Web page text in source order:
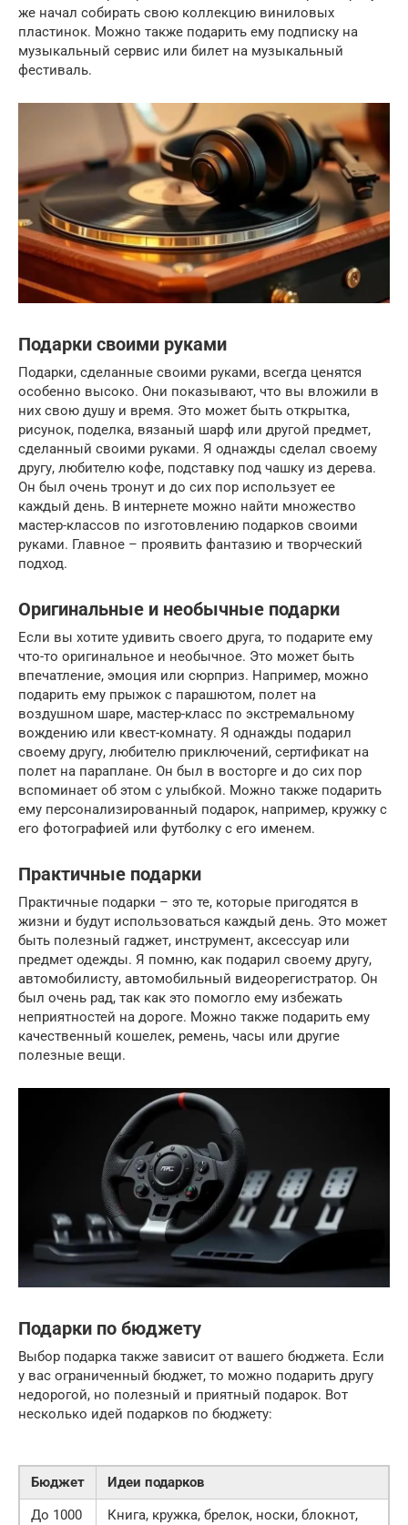
же начал собирать свою коллекцию виниловых
пластинок. Можно также подарить ему подписку на
музыкальный сервис или билет на музыкальный
фестиваль.
Подарки своими руками
Подарки, сделанные своими руками, всегда ценятся
особенно высоко. Они показывают, что вы вложили в
них свою душу и время. Это может быть открытка,
рисунок, поделка, вязаный шарф или другой предмет,
сделанный своими руками. Я однажды сделал своему
другу, любителю кофе, подставку под чашку из дерева.
Он был очень тронут и до сих пор использует ее
каждый день. В интернете можно найти множество
мастер-классов по изготовлению подарков своими
руками. Главное – проявить фантазию и творческий
подход.
Оригинальные и необычные подарки
Если вы хотите удивить своего друга, то подарите ему
что-то оригинальное и необычное. Это может быть
впечатление, эмоция или сюрприз. Например, можно
подарить ему прыжок с парашютом, полет на
воздушном шаре, мастер-класс по экстремальному
вождению или квест-комнату. Я однажды подарил
своему другу, любителю приключений, сертификат на
полет на параплане. Он был в восторге и до сих пор
вспоминает об этом с улыбкой. Можно также подарить
ему персонализированный подарок, например, кружку с
его фотографией или футболку с его именем.
Практичные подарки
Практичные подарки – это те, которые пригодятся в
жизни и будут использоваться каждый день. Это может
быть полезный гаджет, инструмент, аксессуар или
предмет одежды. Я помню, как подарил своему другу,
автомобилисту, автомобильный видеорегистратор. Он
был очень рад, так как это помогло ему избежать
неприятностей на дороге. Можно также подарить ему
качественный кошелек, ремень, часы или другие
полезные вещи.
Подарки по бюджету
Выбор подарка также зависит от вашего бюджета. Если
у вас ограниченный бюджет, то можно подарить другу
недорогой, но полезный и приятный подарок. Вот
несколько идей подарков по бюджету:
Бюджет
Идеи подарков
До 1000
Книга, кружка, брелок, носки, блокнот,